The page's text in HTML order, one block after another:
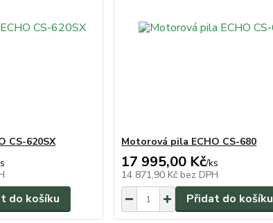
CS-620SX
do košíku
Motorová pila ECHO CS-680
17 995,00 Kč/ks
14 871,90 Kč bez DPH
Přidat do košíku